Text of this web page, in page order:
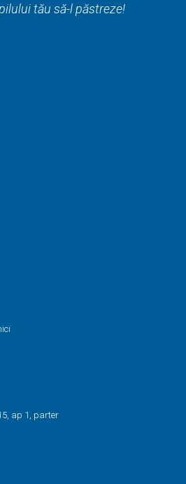
tău să-l păstreze!
ap 1, parter